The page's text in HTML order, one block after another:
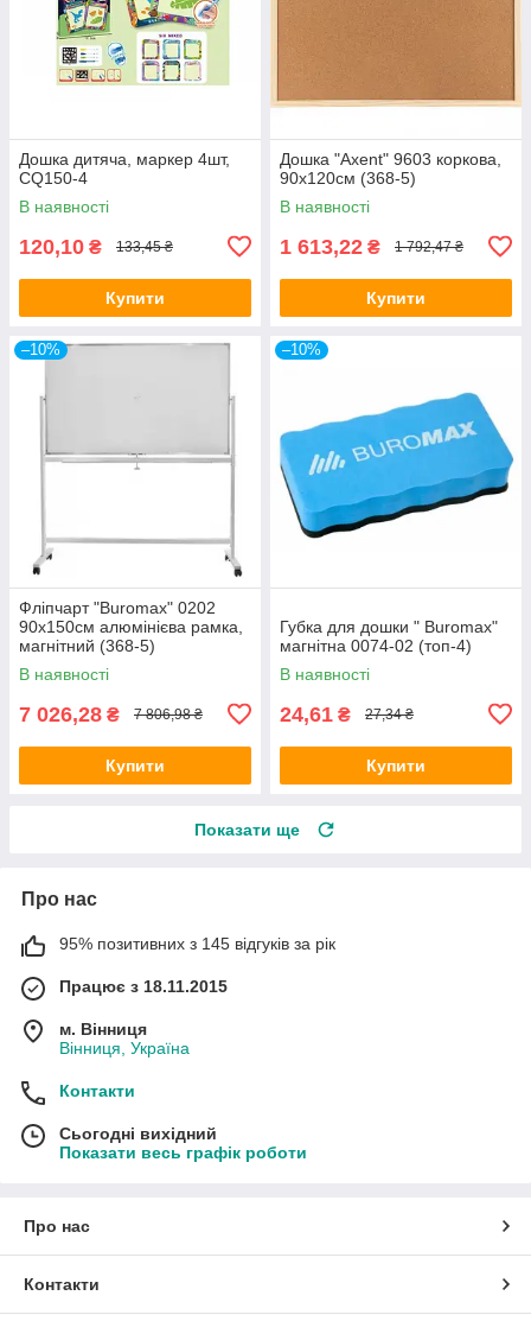
Дошка дитяча, маркер 4шт,
CQ150-4
В наявності
120,10 ₴ 133,45 ₴
Купити
Дошка "Axent" 9603 коркова,
90х120см (368-5)
В наявності
1 613,22 ₴ 1 792,47 ₴
Купити
–10%
Фліпчарт "Buromax" 0202
90х150см алюмінієва рамка,
магнітний (368-5)
В наявності
7 026,28 ₴ 7 806,98 ₴
Купити
–10%
Губка для дошки " Buromax"
магнітна 0074-02 (топ-4)
В наявності
24,61 ₴ 27,34 ₴
Купити
Показати ще
Про нас
95% позитивних з 145 відгуків за рік
Працює з 18.11.2015
м. Вінниця
Вінниця, Україна
Контакти
Сьогодні вихідний
Показати весь графік роботи
Про нас
Контакти